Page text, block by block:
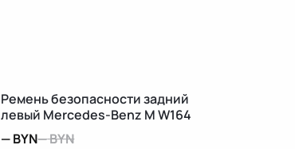
Ремень безопасности задний
левый Mercedes-Benz M W164
—BYN—BYN